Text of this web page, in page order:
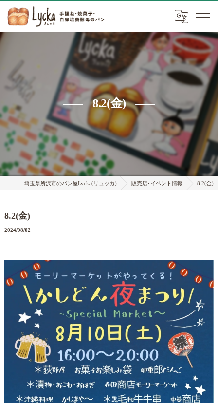
8.2(金)
埼玉県所沢市のパン屋Lycka(リュッカ) 販売店･イベント情報 8.2(金)
8.2(金)
2024/08/02